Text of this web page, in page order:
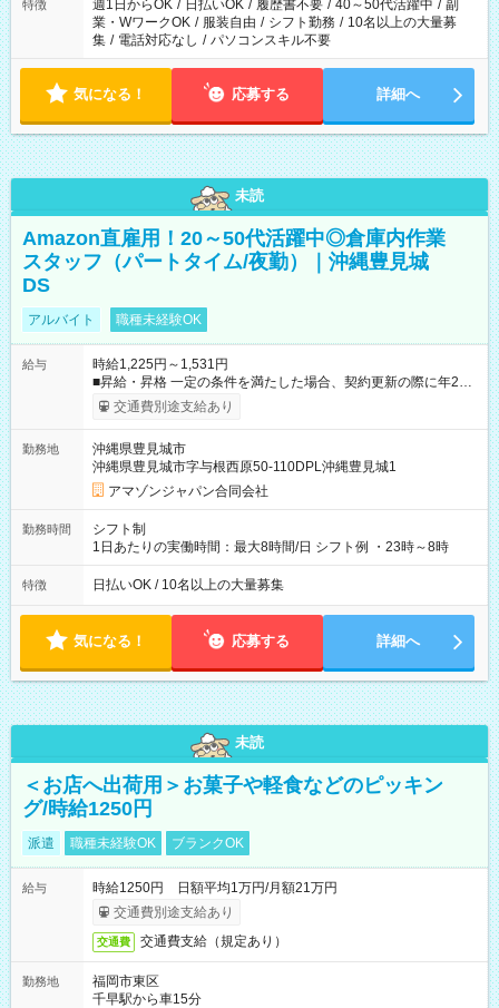
特徴 週1日からOK / 日払いOK / 履歴書不要 / 40～50代活躍中 / 副
業・WワークOK / 服装自由 / シフト勤務 / 10名以上の大量募
集 / 電話対応なし / パソコンスキル不要
気になる！ 応募する 詳細へ
未読
Amazon直雇用！20～50代活躍中◎倉庫内作業
スタッフ（パートタイム/夜勤）｜沖縄豊見城
DS
アルバイト 職種未経験OK
給与
時給1,225円～1,531円
■昇給・昇格 一定の条件を満たした場合、契約更新の際に年2回
まで昇給の機会があります。 ■正社員登用制度あり ※月末締/翌
月25日支払い ※時間外手当、別途支給 ※深夜割増賃金 (22:00～
☆Amazon直雇用で安定して働けます！ 【試用期間】試用期間
あり 試用期間の長さ：1週間 雇用形態、給与は本採用時と同じ
です。
交通費別途支給あり
勤務地
沖縄県豊見城市
沖縄県豊見城市字与根西原50-110DPL沖縄豊見城1
アマゾンジャパン合同会社
勤務時間
シフト制
1日あたりの実働時間：最大8時間/日 シフト例 ・23時～8時
特徴 日払いOK / 10名以上の大量募集
気になる！ 応募する 詳細へ
未読
＜お店へ出荷用＞お菓子や軽食などのピッキン
グ/時給1250円
派遣 職種未経験OK ブランクOK
給与
時給1250円 日額平均1万円/月額21万円
交通費別途支給あり
交通費 交通費支給（規定あり）
勤務地
福岡市東区
千早駅から車15分